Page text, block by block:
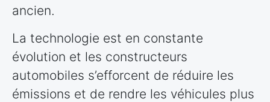
ancien.
La technologie est en constante
évolution et les constructeurs
automobiles s’efforcent de réduire les
émissions et de rendre les véhicules plus